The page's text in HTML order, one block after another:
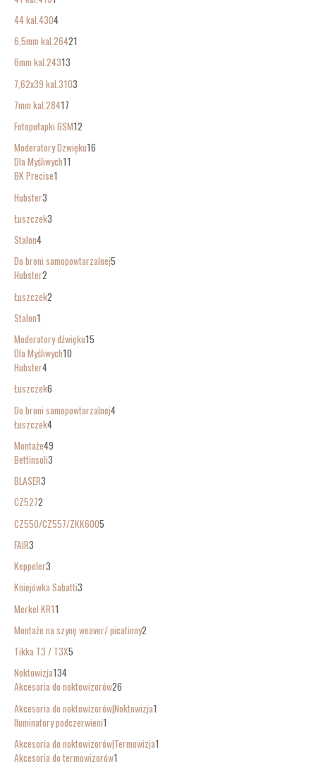
44 kal.4304
6,5mm kal.26421
6mm kal.24313
7,62x39 kal.3103
7mm kal.28417
Fotopułapki GSM12
Moderatory Dzwięku16
Dla Myśliwych11
BK Precise1
Hubster3
Łuszczek3
Stalon4
Do broni samopowtarzalnej5
Hubster2
Łuszczek2
Stalon1
Moderatory dźwięku15
Dla Myśliwych10
Hubster4
Łuszczek6
Do broni samopowtarzalnej4
Łuszczek4
Montaże49
Bettinsoli3
BLASER3
CZ5272
CZ550/CZ557/ZKK6005
FAIR3
Keppeler3
Kniejówka Sabatti3
Merkel KR11
Montaże na szynę weaver/ picatinny2
Tikka T3 / T3X5
Noktowizja134
Akcesoria do noktowizorów26
Akcesoria do noktowizorów|Noktowizja1
Iluminatory podczerwieni1
Akcesoria do noktowizorów|Termowizja1
Akcesoria do termowizorów1